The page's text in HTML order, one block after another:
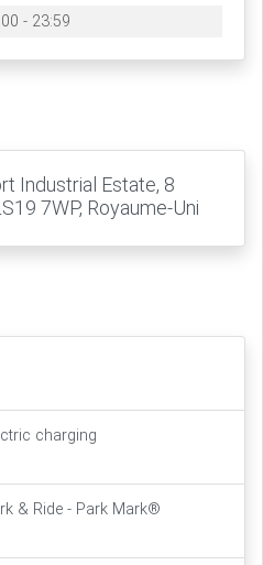
- 23:59
Industrial Estate, 8
7WP, Royaume-Uni
charging
& Ride - Park Mark®